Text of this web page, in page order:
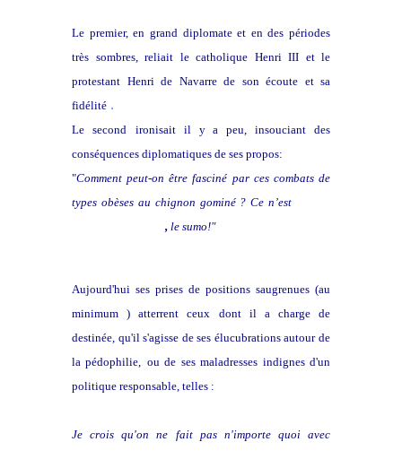
Le premier, en grand diplomate et en des périodes
très sombres, reliait le catholique Henri III et le
protestant Henri de Navarre de son écoute et sa
fidélité .
Le second
ironisait il y a peu, insouciant des
conséquences diplomatiques de ses propos:
"Comment peut-on être fasciné par ces combats de
types obèses au chignon gominé ? Ce n’est
, le sumo!"
Aujourd'hui ses prises de positions saugrenues (au
minimum ) atterrent ceux dont il a charge de
destinée, qu'il s'agisse de ses élucubrations autour de
la pédophilie,
ou de ses maladresses indignes d'un
politique responsable, telles :
Je crois qu'on ne fait pas n'importe quoi avec